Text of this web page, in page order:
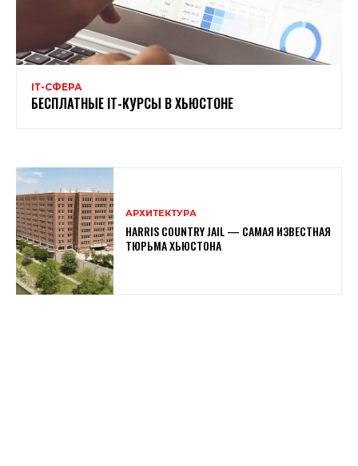
ІТ-СФЕРА
БЕСПЛАТНЫЕ ІТ-КУРСЫ В ХЬЮСТОНЕ
АРХИТЕКТУРА
HARRIS COUNTRY JAIL — САМАЯ ИЗВЕСТНАЯ
ТЮРЬМА ХЬЮСТОНА